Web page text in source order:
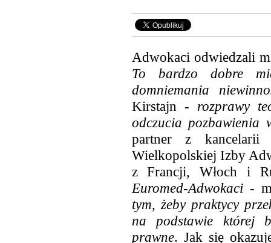
Adwokaci odwiedzali
To bardzo dobre
domniemania
Kirstajn - rozprawy
odczucia pozbawienia
partner z kancelarii
Wielkopolskiej Izby
z Francji, Włoch i
Euromed-Adwokaci-
tym, żeby praktycy
na podstawie której
prawne. Jak się